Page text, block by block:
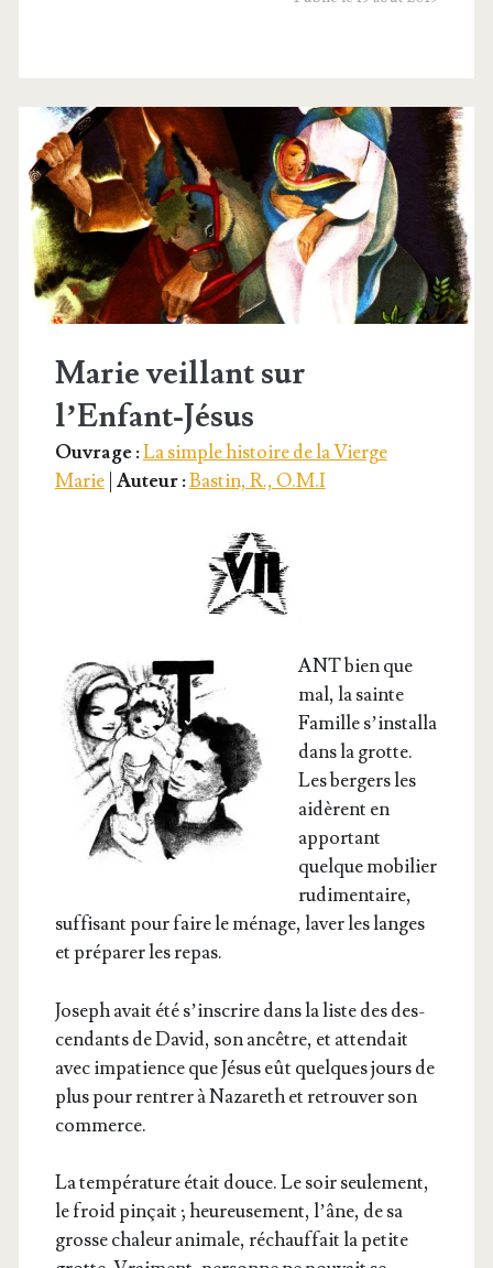
l’Assomption
Marie veillant sur
l’Enfant-Jésus
Ouvrage :La simple histoire de la Vierge
Marie| Auteur :Bastin, R., O.M.I
ANT bien que
mal, la sainte
Famille s’ins­tal­la
dans la grotte.
Les ber­gers les
aidèrent en
appor­tant
quelque mobi­lier
rudi­men­taire,
suf­fi­sant pour faire le ménage, laver les langes
et pré­pa­rer les repas.
Joseph avait été s’ins­crire dans la liste des des­
cen­dants de David, son ancêtre, et atten­dait
avec impa­tience que Jésus eût quelques jours de
plus pour ren­trer à Naza­reth et retrou­ver son
commerce.
La tem­pé­ra­ture était douce. Le soir seule­ment,
le froid pin­çait ; heu­reu­se­ment, l’âne, de sa
grosse cha­leur ani­male, réchauf­fait la petite